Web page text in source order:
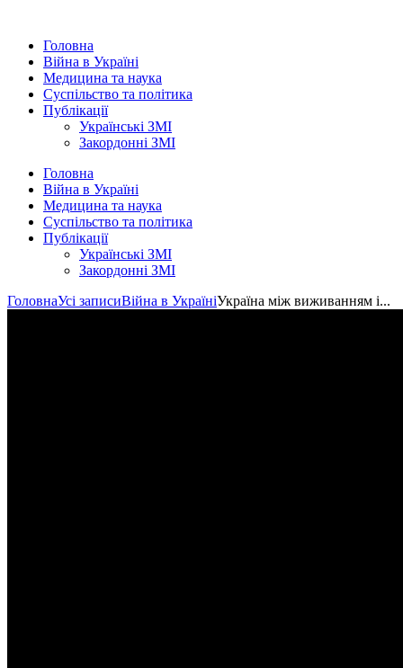
Головна
Війна в Україні
Медицина та наука
Суспільство та політика
Публікації
Українські ЗМІ
Закордонні ЗМІ
Головна
Війна в Україні
Медицина та наука
Суспільство та політика
Публікації
Українські ЗМІ
Закордонні ЗМІ
ГоловнаУсі записиВійна в УкраїніУкраїна між виживанням і...